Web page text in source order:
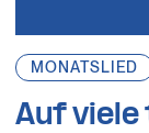
MONATSLIED
Auf